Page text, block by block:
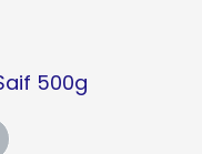
500g